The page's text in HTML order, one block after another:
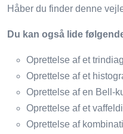
Håber du finder denne
Du kan også lide
Oprettelse af et
Oprettelse af et
Oprettelse af en Bell-
Oprettelse af et
Oprettelse af